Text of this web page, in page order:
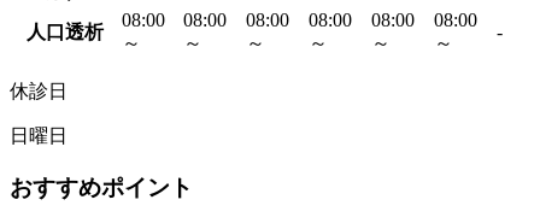
人口透析
08:00
～
08:00
～
08:00
～
08:00
～
08:00
～
08:00
～
-
休診日
日曜日
おすすめポイント